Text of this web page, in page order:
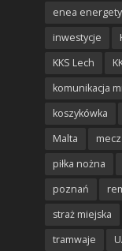
enea
inwestycje
KKS Lech
komunikacja
koszykówka
Malta
mecz
piłka nożna
poznań
straż miejska
tramwaje